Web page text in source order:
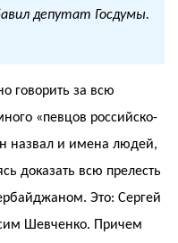
депутат Госдумы.
говорить за всю
«певцов российско-
назвал и имена людей,
доказать всю прелесть
Это: Сергей
Шевченко. Причем